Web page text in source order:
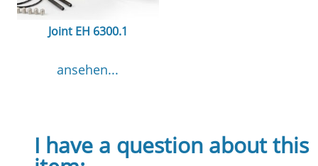
Joint EH 6300.1
ansehen...
I have a question about this